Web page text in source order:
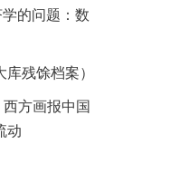
的问题：数
库残馀档案）
方画报中国
动